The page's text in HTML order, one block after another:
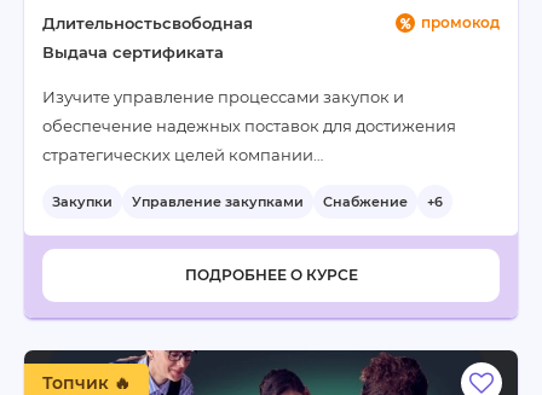
промокод
Длительностьсвободная
Выдача сертификата
Изучите управление процессами закупок и
обеспечение надежных поставок для достижения
стратегических целей компании…
Закупки Управление закупками Снабжение +6
ПОДРОБНЕЕ О КУРСЕ
Топчик 🔥